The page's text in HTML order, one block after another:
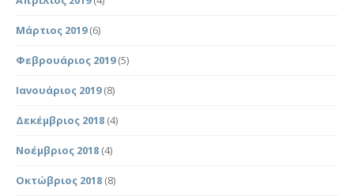
Μάρτιος 2019(6)
Φεβρουάριος 2019(5)
Ιανουάριος 2019(8)
Δεκέμβριος 2018 (4)
Νοέμβριος 2018 (4)
Οκτώβριος 2018 (8)